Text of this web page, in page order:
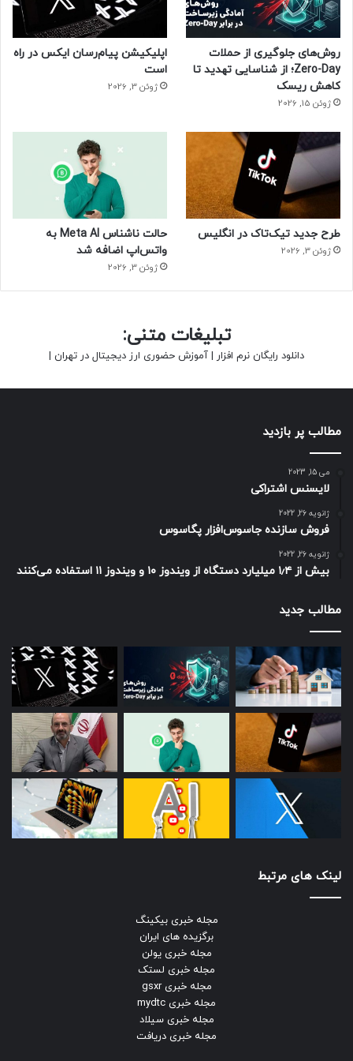
ایرانسل
روش‌های جلوگیری از حملات
Zero-Day؛ از شناسایی تهدید تا
کاهش ریسک
ژوئن 15, 2026
اپلیکیشن پیام‌رسان ایکس در راه
است
ژوئن 3, 2026
طرح جدید تیک‌تاک در انگلیس
ژوئن 3, 2026
حالت ناشناس Meta AI به
واتس‌اپ اضافه شد
ژوئن 3, 2026
تبلیغات متنی:
دانلود رایگان نرم افزار | آموزش حضوری ارز دیجیتال در تهران |
مطالب پر بازدید
می 15, 2023
لایسنس اشتراکی
ژانویه 26, 2022
فروش سازنده جاسوس‌افزار پگاسوس
ژانویه 26, 2022
بیش از ۱٫۴ میلیارد دستگاه از ویندوز ۱۰ و ویندوز ۱۱ استفاده می‌کنند
مطالب جدید
لینک های مرتبط
مجله خبری بیکینگ
برگزیده های ایران
مجله خبری یولن
مجله خبری لستک
مجله خبری gsxr
مجله خبری mydtc
مجله خبری سیلاد
مجله خبری دریافت